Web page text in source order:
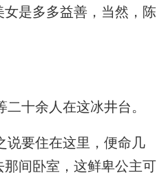
是多多益善，当然，陈
十余人在这冰井台。
要住在这里，便命几
间卧室，这鲜卑公主可